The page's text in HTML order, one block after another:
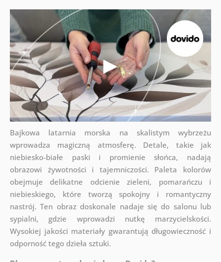
Bajkowa latarnia morska na skalistym wybrzeżu
wprowadza magiczną atmosferę. Detale, takie jak
niebiesko-białe paski i promienie słońca, nadają
obrazowi żywotności i tajemniczości. Paleta kolorów
obejmuje delikatne odcienie zieleni, pomarańczu i
niebieskiego, które tworzą spokojny i romantyczny
nastrój. Ten obraz doskonale nadaje się do salonu lub
sypialni, gdzie wprowadzi nutkę marzycielskości.
Wysokiej jakości materiały gwarantują długowieczność i
odporność tego dzieła sztuki.